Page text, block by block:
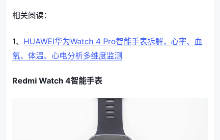
相关阅读：
1、 HUAWEI华为Watch 4 Pro智能手表拆解，心率、血
氧、体温、心电分析多维度监测
Redmi Watch 4智能手表